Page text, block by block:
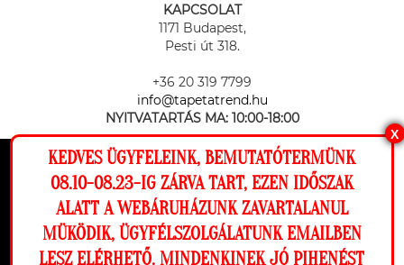
Ez a weboldal cookie-kat használ, hogy a
lehető legjobb élményt nyújtsa honlapunkon.
Beállítások
KAPCSOLAT
1171 Budapest,
Pesti út 318.
+36 20 319 7799
info@tapetatrend.hu
NYITVATARTÁS MA: 10:00-18:00
Az online fizetést a Barion Payment Zrt. biztosítja, MNB engedély
száma: H-EN-I-1064/2013
X
KEDVES ÜGYFELEINK, BEMUTATÓTERMÜNK
08.10-08.23-IG ZÁRVA TART, EZEN IDŐSZAK
ALATT A WEBÁRUHÁZUNK ZAVARTALANUL
MÜKÖDIK, ÜGYFÉLSZOLGÁLATUNK EMAILBEN
LESZ ELÉRHETŐ. MINDENKINEK JÓ PIHENÉST